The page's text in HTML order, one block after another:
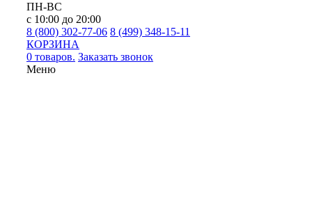
ПН-ВС
с 10:00 до 20:00
8 (800) 302-77-06 8 (499) 348-15-11
КОРЗИНА
0 товаров. Заказать звонок
Меню